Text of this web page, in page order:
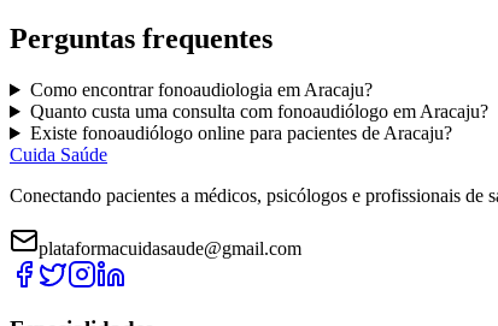
Perguntas frequentes
Como encontrarfonoaudiologia em Aracaju?
Quanto custa uma consulta com fonoaudiólogoem Aracaju?
Existe fonoaudiólogoonline para pacientes de Aracaju?
Cuida Saúde
Conectando pacientes a médicos, psicólogos e profissionais
plataformacuidasaude@gmail.com